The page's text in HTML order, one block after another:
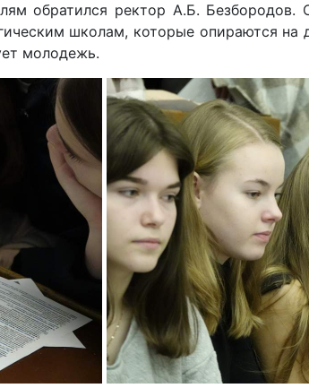
обратился ректор А.Б. Безбородов.
школам, которые опираются на
молодежь.